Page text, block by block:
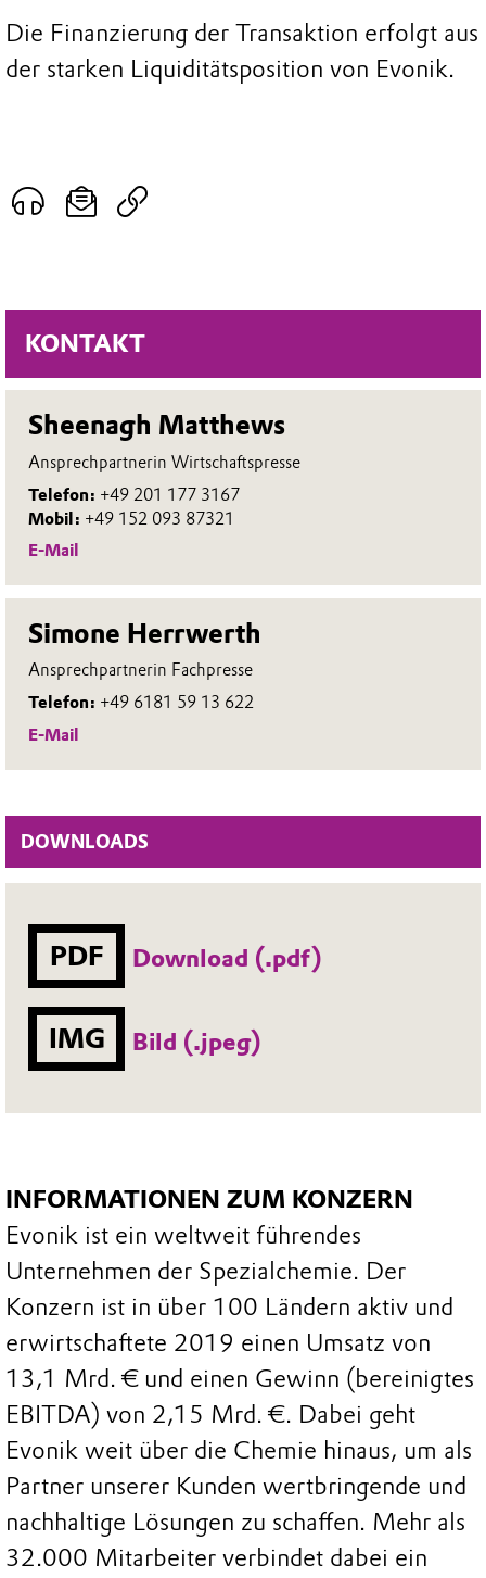
KONTAKT
Sheenagh Matthews
Ansprechpartnerin Wirtschaftspresse
Telefon: +49 201 177 3167
Mobil: +49 152 093 87321
E-Mail
Simone Herrwerth
Ansprechpartnerin Fachpresse
Telefon: +49 6181 59 13 622
E-Mail
DOWNLOADS
PDF Download (.pdf)
IMG Bild (.jpeg)
Die Finanzierung der Transaktion erfolgt aus
der starken Liquiditätsposition von Evonik.
INFORMATIONEN ZUM KONZERN
Evonik ist ein weltweit führendes
Unternehmen der Spezialchemie. Der
Konzern ist in über 100 Ländern aktiv und
erwirtschaftete 2019 einen Umsatz von
13,1 Mrd. € und einen Gewinn (bereinigtes
EBITDA) von 2,15 Mrd. €. Dabei geht
Evonik weit über die Chemie hinaus, um als
Partner unserer Kunden wertbringende und
nachhaltige Lösungen zu schaffen. Mehr als
32.000 Mitarbeiter verbindet dabei ein